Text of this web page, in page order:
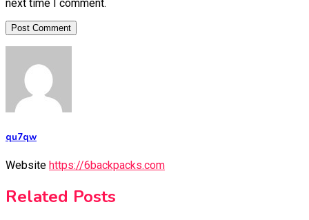
next time I comment.
qu7qw
Website https://6backpacks.com
Related Posts